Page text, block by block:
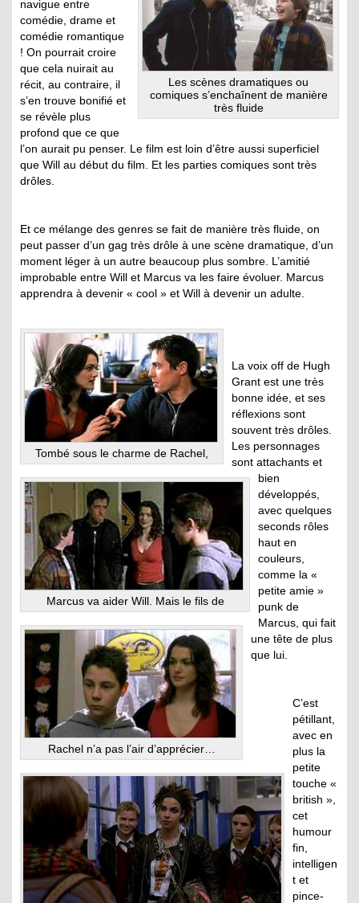
Les scènes dramatiques ou
comiques s’enchaînent de manière
très fluide
navigue entre
comédie, drame et
comédie romantique
! On pourrait croire
que cela nuirait au
récit, au contraire, il
s’en trouve bonifié et
se révèle plus
profond que ce que
l’on aurait pu penser. Le film est loin d’être aussi superficiel
que Will au début du film. Et les parties comiques sont très
drôles.
Et ce mélange des genres se fait de manière très fluide, on
peut passer d’un gag très drôle à une scène dramatique, d’un
moment léger à un autre beaucoup plus sombre. L’amitié
improbable entre Will et Marcus va les faire évoluer. Marcus
apprendra à devenir « cool » et Will à devenir un adulte.
Tombé sous le charme de Rachel,
Marcus va aider Will. Mais le fils de
Rachel n’a pas l’air d’apprécier…
La voix off de Hugh
Grant est une très
bonne idée, et ses
réflexions sont
souvent très drôles.
Les personnages
sont attachants et
bien
développés,
avec quelques
seconds rôles
haut en
couleurs,
comme la «
petite amie »
punk de
Marcus, qui fait
une tête de plus
que lui.
C’est
pétillant,
avec en
plus la
petite
touche «
british »,
cet
humour
fin,
intelligen
t et
pince-